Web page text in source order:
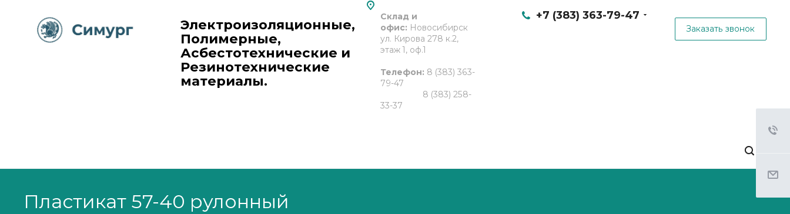
Электроизоляционные,
Полимерные,
Асбестотехнические и
Резинотехнические
материалы.
+7 (383) 363-79-47
Заказать звонок
Склад и
офис: Новосибирск
ул. Кирова 278 к.2,
этаж 1, оф.1
Телефон: 8 (383) 363-
79-47
8 (383) 258-
33-37
Пластикат 57-40 рулонный